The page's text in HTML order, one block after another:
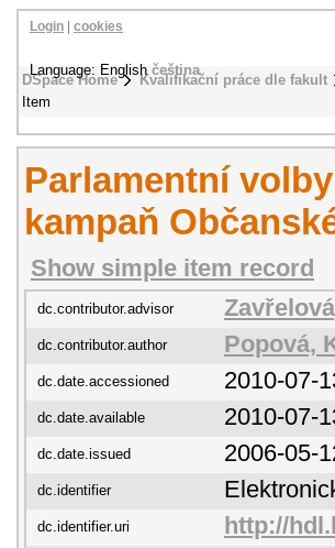
DSpace Home Kvalifikační práce dle fakult
Item
Login cookies
Language: Englishčeština
Parlamentní
kampaň
Show simple item record
dc.contributor.advisor
dc.contributor.author Popová,
dc.date.accessioned 2010-07-
dc.date.available 2010-07-
dc.date.issued 2006-05-
dc.identifier
dc.identifier.uri http://